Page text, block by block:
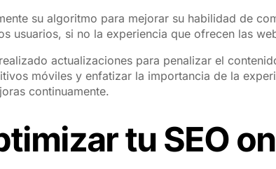
su algoritmo para mejorar su habilidad de
usuarios, si no la experiencia que ofrecen las
actualizaciones para penalizar el
móviles y enfatizar la importancia de la
continuamente.
tu SEO